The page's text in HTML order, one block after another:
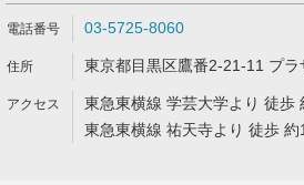
03-5725-8060
東京都目黒区鷹番2-21-11 プ
東急東横線 学芸大学より 徒歩
東急東横線 祐天寺より 徒歩 約